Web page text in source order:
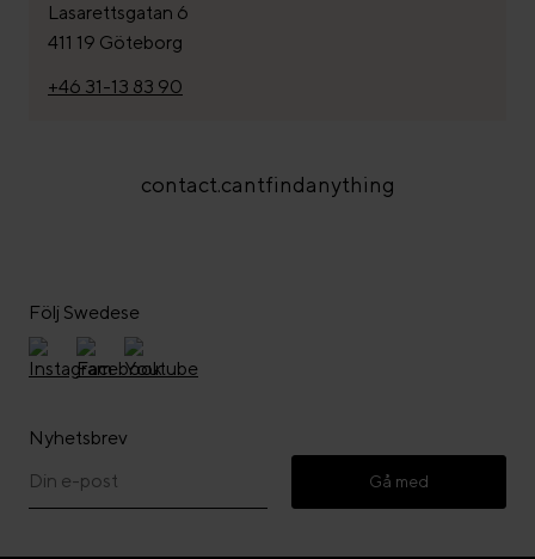
Lasarettsgatan 6
411 19 Göteborg
+46 31-13 83 90
contact.cantfindanything
Följ Swedese
Nyhetsbrev
Gå med